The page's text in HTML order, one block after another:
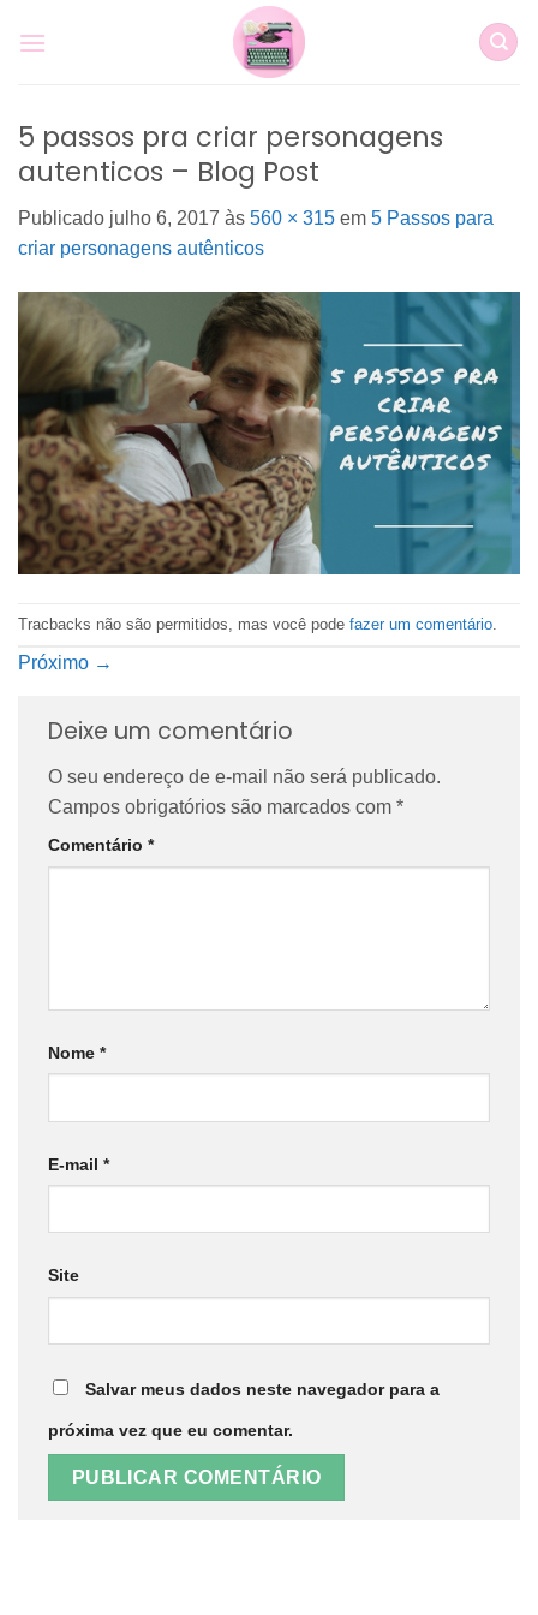
5 passos pra criar personagens
autenticos – Blog Post
Publicado julho 6, 2017 às 560 × 315 em 5 Passos para
criar personagens autênticos
Tracbacks não são permitidos, mas você pode fazer um comentário
Próximo →
Deixe um comentário
O seu endereço de e-mail não será publicado.
Campos obrigatórios são marcados com *
Comentário *
Nome *
E-mail *
Site
Salvar meus dados neste navegador para a
próxima vez que eu comentar.